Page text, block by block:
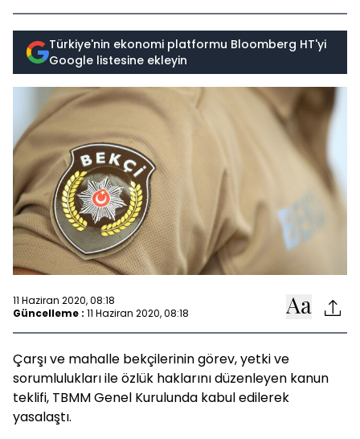
Türkiye'nin ekonomi platformu Bloomberg HT'yi
Google listesine ekleyin
11 Haziran 2020, 08:18
Güncelleme : 11 Haziran 2020, 08:18
Çarşı ve mahalle bekçilerinin görev, yetki ve
sorumlulukları ile özlük haklarını düzenleyen kanun
teklifi, TBMM Genel Kurulunda kabul edilerek
yasalaştı.